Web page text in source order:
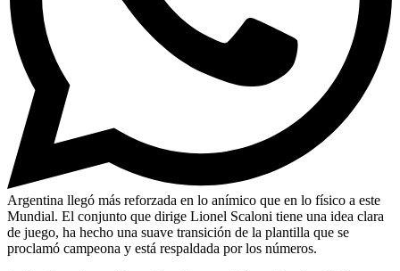
Argentina llegó más reforzada en lo anímico que en lo físico a este
Mundial. El conjunto que dirige Lionel Scaloni tiene una idea clara
de juego, ha hecho una suave transición de la plantilla que se
proclamó campeona y está respaldada por los números.